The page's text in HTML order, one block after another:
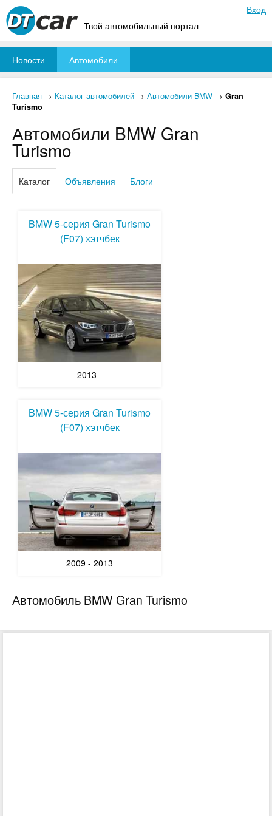
Твой автомобильный портал
Вход
Новости Автомобили
Главная → Каталог автомобилей → Автомобили BMW → Gran
Turismo
Автомобили BMW Gran
Turismo
Каталог Объявления Блоги
BMW 5-серия Gran Turismo
(F07) хэтчбек
2013 -
BMW 5-серия Gran Turismo
(F07) хэтчбек
2009 - 2013
Автомобиль BMW Gran Turismo